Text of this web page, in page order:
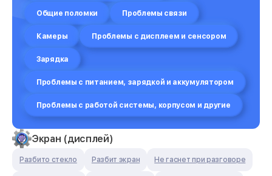
Общие поломки Проблемы связи
Камеры Проблемы с дисплеем и сенсором
Зарядка
Проблемы с питанием, зарядкой и аккумулятором
Проблемы с работой системы, корпусом и другие
Экран (дисплей)
Разбито стекло Разбит экран Не гаснет при разговоре